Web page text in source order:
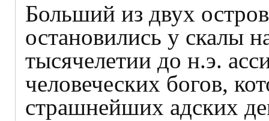
Больший из двух
остановились у скалы
тысячелетии до н.э.
человеческих богов,
страшнейших адских